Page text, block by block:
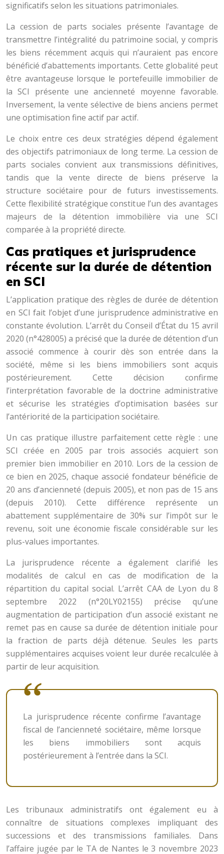
significatifs selon les situations patrimoniales.
La cession de parts sociales présente l’avantage de
transmettre l’intégralité du patrimoine social, y compris
les biens récemment acquis qui n’auraient pas encore
bénéficié d’abattements importants. Cette globalité peut
être avantageuse lorsque le portefeuille immobilier de
la SCI présente une ancienneté moyenne favorable.
Inversement, la vente sélective de biens anciens permet
une optimisation fine actif par actif.
Le choix entre ces deux stratégies dépend également
des objectifs patrimoniaux de long terme. La cession de
parts sociales convient aux transmissions définitives,
tandis que la vente directe de biens préserve la
structure sociétaire pour de futurs investissements.
Cette flexibilité stratégique constitue l’un des avantages
majeurs de la détention immobilière via une SCI
comparée à la propriété directe.
Cas pratiques et jurisprudence
récente sur la durée de détention
en SCI
L’application pratique des règles de durée de détention
en SCI fait l’objet d’une jurisprudence administrative en
constante évolution. L’arrêt du Conseil d’État du 15 avril
2020 (n°428005) a précisé que la durée de détention d’un
associé commence à courir dès son entrée dans la
société, même si les biens immobiliers sont acquis
postérieurement. Cette décision confirme
l’interprétation favorable de la doctrine administrative
et sécurise les stratégies d’optimisation basées sur
l’antériorité de la participation sociétaire.
Un cas pratique illustre parfaitement cette règle : une
SCI créée en 2005 par trois associés acquiert son
premier bien immobilier en 2010. Lors de la cession de
ce bien en 2025, chaque associé fondateur bénéficie de
20 ans d’ancienneté (depuis 2005), et non pas de 15 ans
(depuis 2010). Cette différence représente un
abattement supplémentaire de 30% sur l’impôt sur le
revenu, soit une économie fiscale considérable sur les
plus-values importantes.
La jurisprudence récente a également clarifié les
modalités de calcul en cas de modification de la
répartition du capital social. L’arrêt CAA de Lyon du 8
septembre 2022 (n°20LY02155) précise qu’une
augmentation de participation d’un associé existant ne
remet pas en cause sa durée de détention initiale pour
la fraction de parts déjà détenue. Seules les parts
supplémentaires acquises voient leur durée recalculée à
partir de leur acquisition.
La jurisprudence récente confirme l’avantage
fiscal de l’ancienneté sociétaire, même lorsque
les biens immobiliers sont acquis
postérieurement à l’entrée dans la SCI.
Les tribunaux administratifs ont également eu à
connaître de situations complexes impliquant des
successions et des transmissions familiales. Dans
l’affaire jugée par le TA de Nantes le 3 novembre 2023